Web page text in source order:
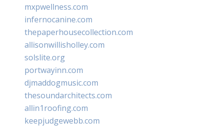
mxpwellness.com
infernocanine.com
thepaperhousecollection.com
allisonwillisholley.com
solslite.org
portwayinn.com
djmaddogmusic.com
thesoundarchitects.com
allin1roofing.com
keepjudgewebb.com